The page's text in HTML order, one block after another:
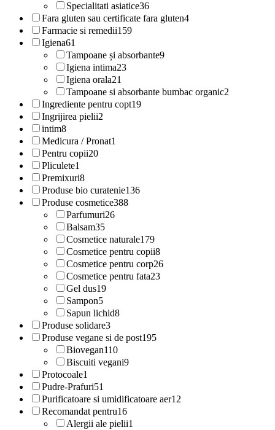
Specialitati asiatice36
Fara gluten sau certificate fara gluten4
Farmacie si remedii159
Igiena61
Tampoane și absorbante9
Igiena intima23
Igiena orala21
Tampoane si absorbante bumbac organic2
Ingrediente pentru copt19
Ingrijirea pielii2
intim8
Medicura / Pronat1
Pentru copii20
Pliculete1
Premixuri8
Produse bio curatenie136
Produse cosmetice388
Parfumuri26
Balsam35
Cosmetice naturale179
Cosmetice pentru copii8
Cosmetice pentru corp26
Cosmetice pentru fata23
Gel dus19
Sampon5
Sapun lichid8
Produse solidare3
Produse vegane si de post195
Biovegan110
Biscuiti vegani9
Protocoale1
Pudre-Prafuri51
Purificatoare si umidificatoare aer12
Recomandat pentru16
Alergii ale pielii1